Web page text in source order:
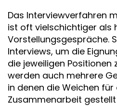
Das Interviewverfahren
ist oft vielschichtiger als
Vorstellungsgespräche.
Interviews, um die
die jeweiligen Positionen
werden auch mehrere
in denen die Weichen
Zusammenarbeit